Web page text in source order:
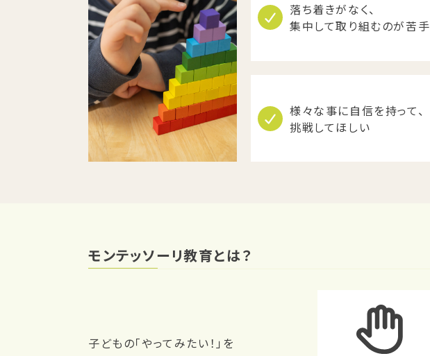
落ち着きがなく、
集中して取り組むのが苦手
様々な事に自信を持って、
挑戦してほしい
モンテッソーリ教育とは？
子どもの「やってみたい！」を